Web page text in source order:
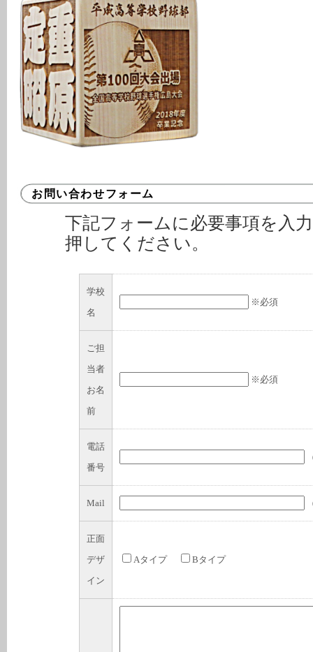
お問い合わせフォーム
下記フォームに必要事項を入
押してください。
学校
名
※必須
ご担
当者
お名
前
※必須
電話
番号
Mail
正面
デザ
イン
Aタイプ Bタイプ